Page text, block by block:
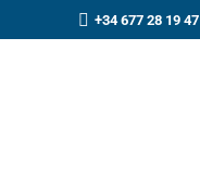
+34 677 28 19 47